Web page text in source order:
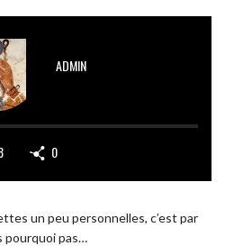
ADMIN
0
un peu personnelles, c’est par
pourquoi pas…